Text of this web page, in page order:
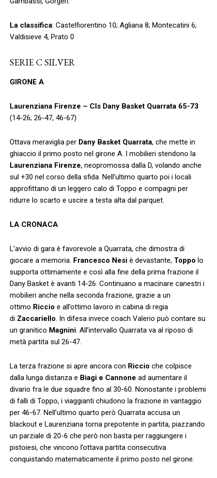
La classifica: Castelfiorentino 10; Agliana 8; Montecatini 6;
Valdisieve 4, Prato 0
SERIE C SILVER
GIRONE A
Laurenziana Firenze – Cls Dany Basket Quarrata 65-73
(14-26; 26-47, 46-67)
Ottava meraviglia per Dany Basket Quarrata, che mette in
ghiaccio il primo posto nel girone A. I mobilieri stendono la
Laurenziana Firenze, neopromossa dalla D, volando anche
sul +30 nel corso della sfida. Nell’ultimo quarto poi i locali
approfittano di un leggero calo di Toppo e compagni per
ridurre lo scarto e uscire a testa alta dal parquet.
LA CRONACA
L’avvio di gara è favorevole a Quarrata, che dimostra di
giocare a memoria. Francesco Nesi è devastante, Toppo lo
supporta ottimamente e così alla fine della prima frazione il
Dany Basket è avanti 14-26. Continuano a macinare canestri i
mobilieri anche nella seconda frazione, grazie a un
ottimo Riccio e all’ottimo lavoro in cabina di regia
di Zaccariello. In difesa invece coach Valerio può contare su
un granitico Magnini. All’intervallo Quarrata va al riposo di
metà partita sul 26-47.
La terza frazione si apre ancora con Riccio che colpisce
dalla lunga distanza e Biagi e Cannone ad aumentare il
divario fra le due squadre fino al 30-60. Nonostante i problemi
di falli di Toppo, i viaggianti chiudono la frazione in vantaggio
per 46-67. Nell’ultimo quarto però Quarrata accusa un
blackout e Laurenziana torna prepotente in partita, piazzando
un parziale di 20-6 che però non basta per raggiungere i
pistoiesi, che vincono l’ottava partita consecutiva
conquistando matematicamente il primo posto nel girone.